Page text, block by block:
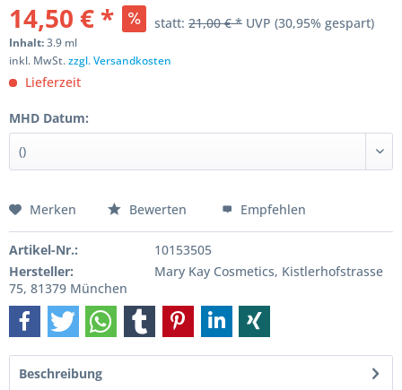
14,50 € * statt: 21,00 € * UVP (30,95% gespart)
Inhalt:3.9 ml
inkl. MwSt.zzgl. Versandkosten
Lieferzeit
MHD Datum:
Merken Bewerten Empfehlen
Artikel-Nr.:
10153505
Hersteller:
Mary Kay Cosmetics, Kistlerhofstrasse
75, 81379 München
Beschreibung